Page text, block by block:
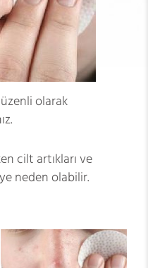
olarak
cilt artıkları ve
neden olabilir.